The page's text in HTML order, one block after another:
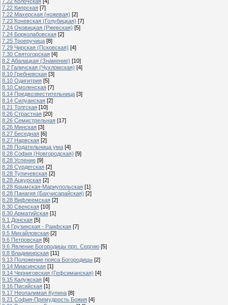
7.22 Кипрская [7]
7.22 Махерская (ножевая) [2]
7.23 Коневская (Голубицкая) [7]
7.24 Оковицкая (Ржевская) [5]
7.24 Борколабовская [2]
7.25 Троеручица [8]
7.29 Чирская (Псковская) [4]
7.30 Святогорская [4]
8.2 Абалацкая (Знамение) [10]
8.2 Галичская (Чухломская) [4]
8.10 Гребневская [3]
8.10 Одигитрия [5]
8.10 Смоленская [7]
8.14 Предвозвестительница [3]
8.14 Силуанская [2]
8.21 Толгская [10]
8.26 Страстная [20]
8.26 Семистрельная [17]
8.26 Минская [3]
8.27 Беседная [6]
8.27 Нарвская [2]
8.28 Подательница ума [4]
8.28 София (Новгородская) [9]
8.28 Успение [9]
8.28 Сурдегская [2]
8.28 Тупичевская [2]
8.28 Ацкурская [2]
8.28 Крымская-Мариупольская [1]
8.28 Панагия (Бахчисарайская) [2]
8.28 Вифлеемская [2]
8.30 Свенская [10]
8.30 Арматийская [1]
9.1 Донская [5]
9.4 Грузинская - Раифская [7]
9.5 Михайловская [2]
9.6 Петровская [6]
9.6 Явление Богородицы прп. Сергию [5]
9.8 Владимирская [11]
9.13 Положение пояса Богородицы [2]
9.14 Миасинская [1]
9.14 Черниговская (Гефсиманская) [4]
9.15 Калужская [4]
9.16 Писийская [1]
9.17 Неопалимая Купина [8]
9.21 София-Премудрость Божия [4]